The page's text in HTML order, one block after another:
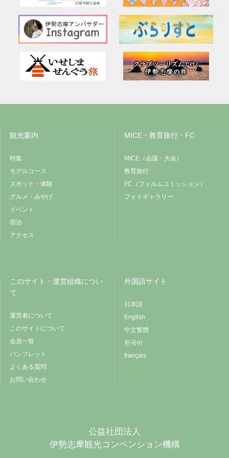
観光案内
特集
モデルコース
スポット・体験
グルメ・みやげ
イベント
宿泊
アクセス
MICE・教育旅行・FC
MICE（会議・大会）
教育旅行
FC（フィルムコミッション）
フォトギャラリー
このサイト・運営組織につい
て
運営者について
このサイトについて
会員一覧
パンフレット
よくある質問
お問い合わせ
外国語サイト
日本語
English
中文繁體
한국어
français
公益社団法人
伊勢志摩観光コンベンション機構